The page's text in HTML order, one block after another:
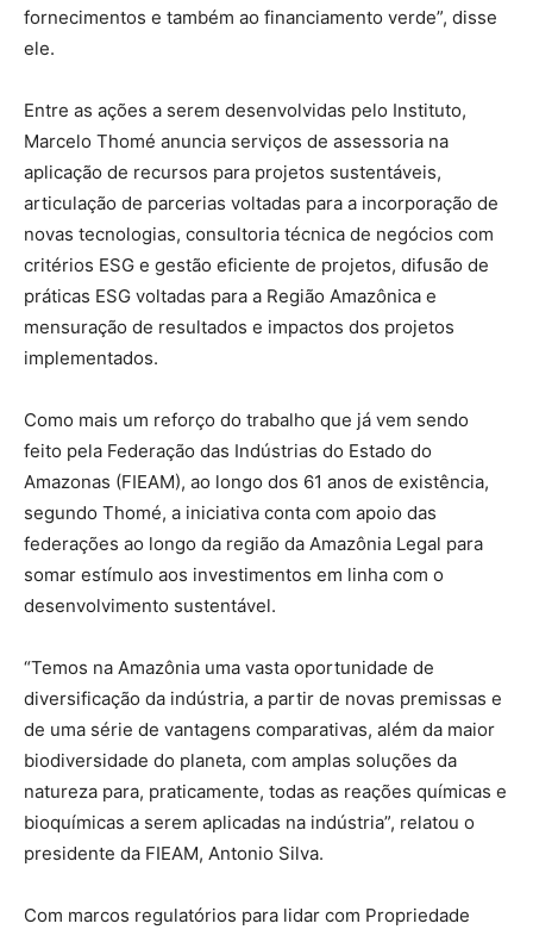
fornecimentos e também ao financiamento verde”, disse
ele.
Entre as ações a serem desenvolvidas pelo Instituto,
Marcelo Thomé anuncia serviços de assessoria na
aplicação de recursos para projetos sustentáveis,
articulação de parcerias voltadas para a incorporação de
novas tecnologias, consultoria técnica de negócios com
critérios ESG e gestão eficiente de projetos, difusão de
práticas ESG voltadas para a Região Amazônica e
mensuração de resultados e impactos dos projetos
implementados.
Como mais um reforço do trabalho que já vem sendo
feito pela Federação das Indústrias do Estado do
Amazonas (FIEAM), ao longo dos 61 anos de existência,
segundo Thomé, a iniciativa conta com apoio das
federações ao longo da região da Amazônia Legal para
somar estímulo aos investimentos em linha com o
desenvolvimento sustentável.
“Temos na Amazônia uma vasta oportunidade de
diversificação da indústria, a partir de novas premissas e
de uma série de vantagens comparativas, além da maior
biodiversidade do planeta, com amplas soluções da
natureza para, praticamente, todas as reações químicas e
bioquímicas a serem aplicadas na indústria”, relatou o
presidente da FIEAM, Antonio Silva.
Com marcos regulatórios para lidar com Propriedade